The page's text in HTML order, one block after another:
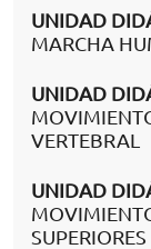
UNIDAD
MARCHA
UNIDAD
VERTEBRAL
UNIDAD
SUPERIORES